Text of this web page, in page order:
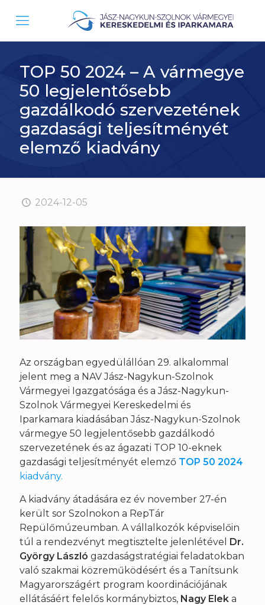
TOP 50 2024 – A vármegye
50 legjelentősebb
gazdálkodó szervezetének
gazdasági teljesítményét
elemző kiadvány
2024-12-05
Az országban egyedülállóan 29. alkalommal
jelent meg a NAV Jász-Nagykun-Szolnok
Vármegyei Igazgatósága és a Jász-Nagykun-
Szolnok Vármegyei Kereskedelmi és
Iparkamara kiadásában Jász-Nagykun-Szolnok
vármegye 50 legjelentősebb gazdálkodó
szervezetének és az ágazati TOP 10-eknek
gazdasági teljesítményét elemző TOP 50 2024
kiadvány.
A kiadvány átadására ez év november 27-én
került sor Szolnokon a RepTár
Repülőmúzeumban. A vállalkozók képviselőin
túl a rendezvényt megtisztelte jelenlétével Dr.
György László gazdaságstratégiai feladatokban
való szakmai közreműködésért és a Tanítsunk
Magyarországért program koordinációjának
ellátásáért felelős kormánybiztos, Nagy Elek a